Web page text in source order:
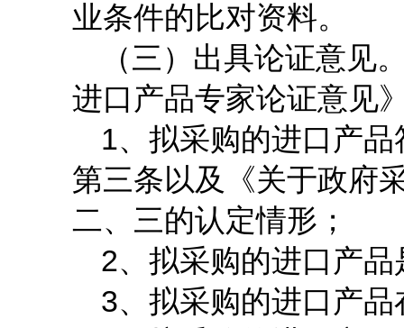
业条件的比对资料。
（三）出具论证意见
进口产品专家论证意见
1、拟采购的进口产
第三条以及《关于政府
二、三的认定情形；
2、拟采购的进口产
3、拟采购的进口产